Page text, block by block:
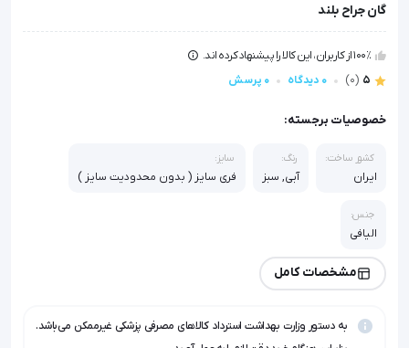
گان جراح بلند
100٪ از کاربران، این کالا را پیشنهاد کرده اند.
5
(0) 0 دیدگاه 0 پرسش
خصوصیات برجسته:
کشور ساخت:
ایران
رنگ:
آبی, سبز
سایز:
فری سایز ( بدون محدودیت سایز )
جنس:
الیافی
مشخصات کامل
به دستور وزارت بهداشت استرداد کالاهای مصرفی پزشکی غیرممکن می‌باشد.